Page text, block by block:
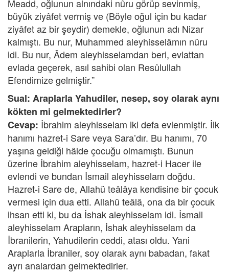
Meadd, oğlunun alnındaki nûru görüp sevinmiş,
büyük ziyâfet vermiş ve (Böyle oğul için bu kadar
ziyâfet az bir şeydir) demekle, oğlunun adı Nizar
kalmıştı. Bu nur, Muhammed aleyhisselâmın nûru
idi. Bu nur, Âdem aleyhisselamdan beri, evlattan
evlada geçerek, asıl sahibi olan Resûlullah
Efendimize gelmiştir.”
Sual: Araplarla Yahudiler, nesep, soy olarak aynı
kökten mi gelmektedirler?
Cevap: İbrahim aleyhisselam iki defa evlenmiştir. İlk
hanımı hazret-i Sare veya Sara’dır. Bu hanımı, 70
yaşına geldiği hâlde çocuğu olmamıştı. Bunun
üzerine İbrahim aleyhisselam, hazret-i Hacer ile
evlendi ve bundan İsmail aleyhisselam doğdu.
Hazret-i Sare de, Allahü teâlâya kendisine bir çocuk
vermesi için dua etti. Allahü teâlâ, ona da bir çocuk
ihsan etti ki, bu da İshak aleyhisselam idi. İsmail
aleyhisselam Arapların, İshak aleyhisselam da
İbranilerin, Yahudilerin ceddi, atası oldu. Yani
Araplarla İbraniler, soy olarak aynı babadan, fakat
ayrı analardan gelmektedirler.